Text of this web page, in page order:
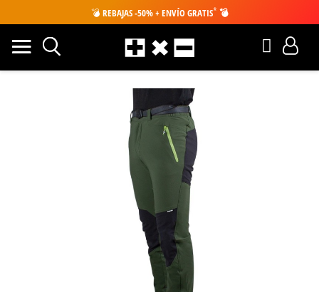
💣 REBAJAS -50% + ENVÍO GRATIS* 💣